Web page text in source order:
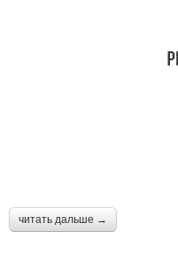
читать дальше →